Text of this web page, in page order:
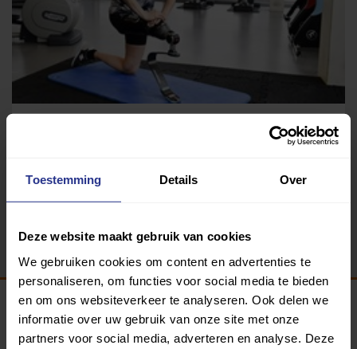
Toestemming Details Over
Deze website maakt gebruik van cookies
We gebruiken cookies om content en advertenties te
personaliseren, om functies voor social media te bieden
en om ons websiteverkeer te analyseren. Ook delen we
informatie over uw gebruik van onze site met onze
partners voor social media, adverteren en analyse. Deze
Programma van: